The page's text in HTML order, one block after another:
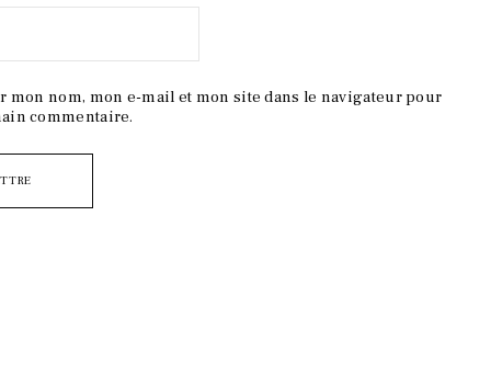
mon nom, mon e-mail et mon site dans le navigateur pour
commentaire.